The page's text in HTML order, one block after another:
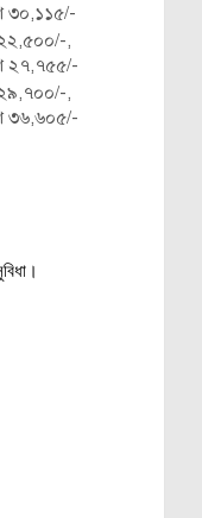
৩০,১১৫/-
২২,৫০০/-,
২৭,৭৫৫/-
২৯,৭০০/-,
৩৬,৬০৫/-